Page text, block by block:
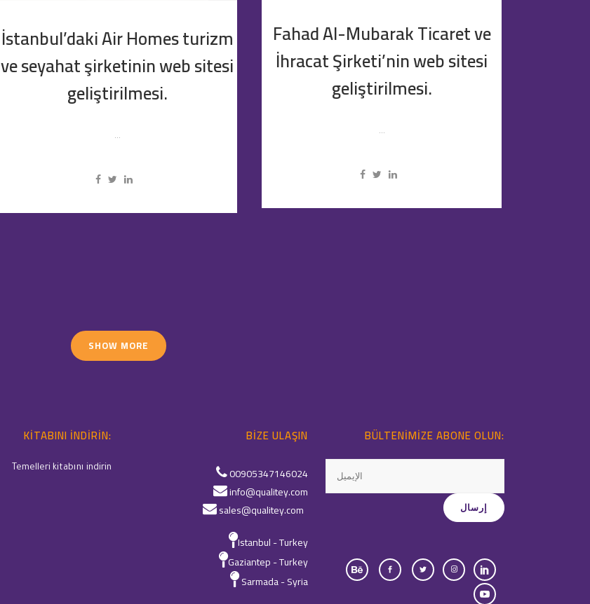
Fahad Al-Mubarak Ticaret ve
İhracat Şirketi’nin web sitesi
geliştirilmesi.
...
İstanbul’daki Air Homes turizm
ve seyahat şirketinin web sitesi
geliştirilmesi.
...
SHOW MORE
KITABINI INDIRIN:
Temelleri kitabını indirin
BIZE ULAŞIN
00905347146024
info@qualitey.com
sales@qualitey.com
Istanbul - Turkey
Gaziantep - Turkey
Sarmada - Syria
BÜLTENIMIZE ABONE OLUN: